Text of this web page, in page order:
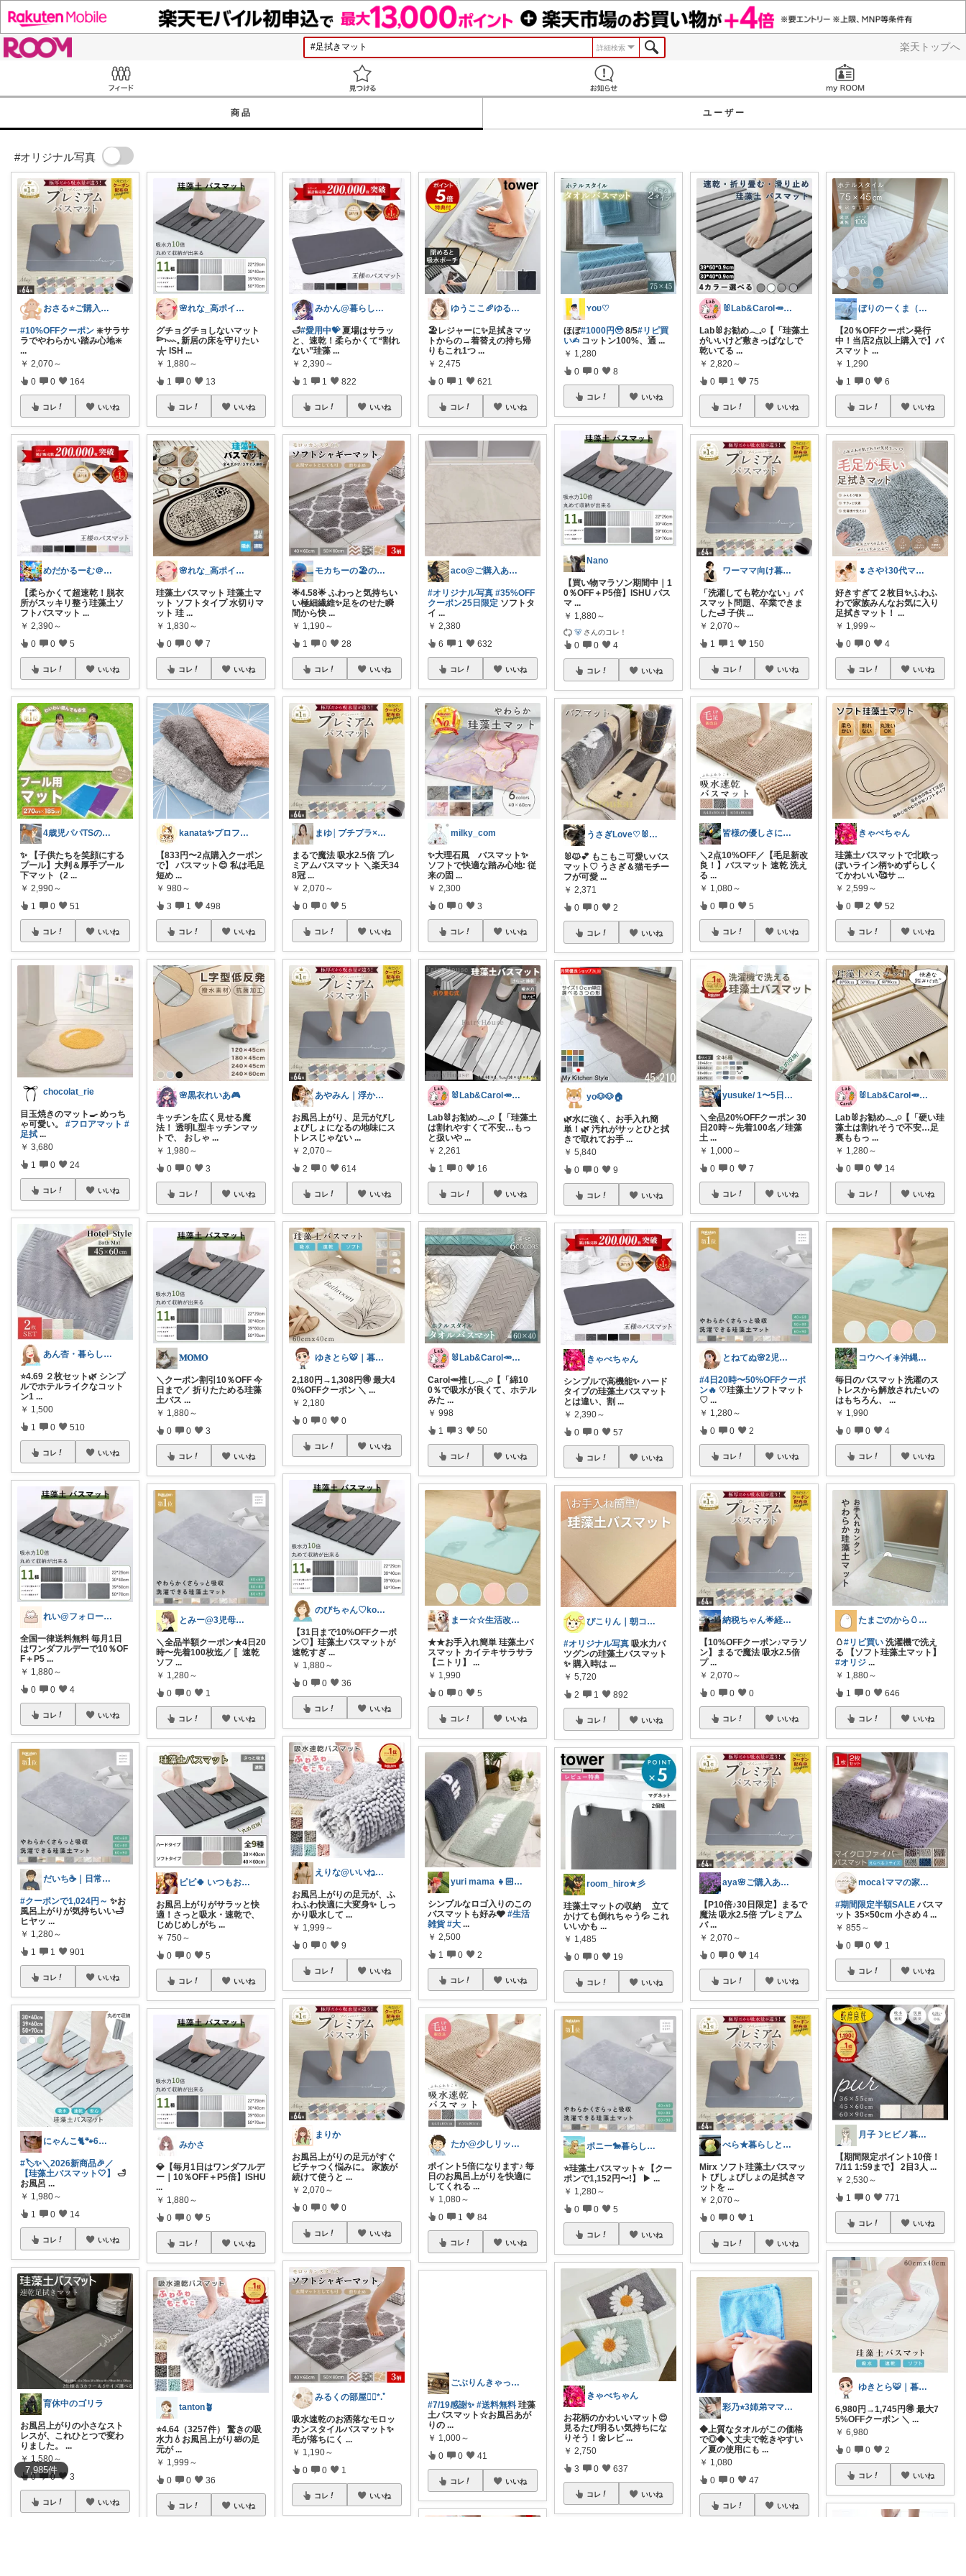
楽天トップへ
詳細検索
商品 ユーザー
#オリジナル写真
7,985件
おさる⭐ご購入感謝🐹
#10%OFFクーポン ❇️サラサ
ラでやわらかい踏み心地❇️
...
￥ 2,070～
0 0 164
コレ いいね
めだかるーむ＠ありがとうございます。
【柔らかくて超速乾！脱衣
所がスッキリ整う珪藻土ソ
フトバスマット ...
￥ 2,390～
0 0 5
コレ いいね
4歳児パパTSの育児おたすけROOM🎁
✨ 【子供たちを笑顔にする
プール】大判＆厚手プール
下マット（2 ...
￥ 2,990～
1 0 51
コレ いいね
chocolat_rie
目玉焼きのマット🍳 めっち
ゃ可愛い。 #フロアマット #
足拭 ...
￥ 3,680
1 0 24
コレ いいね
あん杏・暮らしの中にあったらいいなを🌿
⭐️4.69 ２枚セット🌿 シンプ
ルでホテルライクなコット
ン1 ...
￥ 1,500
1 0 510
コレ いいね
れい@フォロー＆経由購入感謝です♪
全国一律送料無料 毎月1日
はワンダフルデーで10％OF
F＋P5 ...
￥ 1,880～
0 0 4
コレ いいね
だいち☕️｜日常にちょうどいいモノ
#クーポンで1,024円～ ✨お
風呂上がりが気持ちいい🛁
ヒヤッ ...
￥ 1,280～
1 1 901
コレ いいね
にゃんこ🐈🐾6日ｲｲﾈお休み🙏
#🏷️✨＼2026新商品🎉／
【珪藻土バスマット🤍】
🛁
お風呂 ...
￥ 1,980～
1 0 14
コレ いいね
育休中のゴリラ
お風呂上がりの小さなスト
レスが、これひとつで変わ
りました。 ...
￥ 1,580～
0 0 3
コレ いいね
🌸れな_高ポイントday🛒♩◡̈*
グチョグチョしないマット
𓆸𓇠𓈒 新居の床を守りたい
𓇼 ISH ...
￥ 1,880～
1 0 13
コレ いいね
🌸れな_高ポイントday🛒♩◡̈*
珪藻土バスマット 珪藻土マ
ット ソフトタイプ 水切りマ
ット 珪 ...
￥ 1,830～
0 0 7
コレ いいね
kanata✨プロフ写真変えました🐈
【833円〜2点購入クーポン
で】 バスマット😊 私は毛足
短め ...
￥ 980～
3 1 498
コレ いいね
🌸黒衣れいあ🎮
キッチンを広く見せる魔
法！ 透明L型キッチンマッ
トで、 おしゃ ...
￥ 1,980～
0 0 3
コレ いいね
𝐌𝐎𝐌𝐎
＼クーポン割引10％OFF 今
日まで／ 折りたためる珪藻
土バス ...
￥ 1,880～
0 0 3
コレ いいね
とみー@3児母の部屋⭐️
＼全品半額クーポン★4日20
時〜先着100枚迄／ 〚速乾
ソフ ...
￥ 1,280～
0 0 1
コレ いいね
ピピ🍀 いつもお立ち寄りありがとう🥰
お風呂上がりがサラッと快
適！さっと吸水・速乾で、
じめじめしがち ...
￥ 750～
0 0 5
コレ いいね
みかさ
💎【毎月1日はワンダフルデ
ー｜10％OFF＋P5倍】ISHU
...
￥ 1,880～
0 0 5
コレ いいね
tanton🪴
⭐4.64（3257件） 驚きの吸
水力💧お風呂上がり🛀の足
元が ...
￥ 1,999～
0 0 36
コレ いいね
みかん@暮らしのもの／暑さ対策に全力⛱️
🛁#愛用中💝夏場はサラッ
と、速乾！柔らかくて“割れ
ない”珪藻 ...
￥ 2,390～
1 1 822
コレ いいね
モカちーの🏖️のんびりライフ🐈✨
🌟4.58🌟 ふわっと気持ちい
い極細繊維✨足をのせた瞬
間から快 ...
￥ 1,190～
1 0 28
コレ いいね
まゆ│プチプラ×ご褒美スイーツ
まるで魔法 吸水2.5倍 プレ
ミアムバスマット ＼楽天34
8冠 ...
￥ 2,070～
0 0 5
コレ いいね
あやみん｜浮かせる収納と快適生活
お風呂上がり、足元がびし
ょびしょになるの地味にス
トレスじゃない ...
￥ 2,070～
2 0 614
コレ いいね
ゆきとら🐯｜暮らしをラクにしたいパパ
2,180円→1,308円🉐 最大4
0%OFFクーポン ＼ ...
￥ 2,180
0 0 0
コレ いいね
のびちゃん♡korati
【31日まで10%OFFクーポ
ン♡】珪藻土バスマットが
速乾すぎ ...
￥ 1,880～
0 0 36
コレ いいね
えりな@いいね100%バック💓
お風呂上がりの足元が、ふ
わふわ快適に大変身✨ しっ
かり吸水して ...
￥ 1,999～
0 0 9
コレ いいね
まりか
お風呂上がりの足元がすぐ
ビチャつく悩みに。 家族が
続けて使うと ...
￥ 2,070～
0 0 0
コレ いいね
みるくの部屋❁⃘*.ﾟ
吸水速乾のお洒落なモロッ
カンスタイルバスマット✨
毛が落ちにく ...
￥ 1,190～
0 0 1
コレ いいね
ゆうここ🥖ゆるっと楽しくお得な暮らしꕤ
🏖️レジャーに✨足拭きマッ
トからの→着替えの持ち帰
りもこれ1つ ...
￥ 2,475
0 1 621
コレ いいね
aco@ご購入ありがとうございます✨️
#オリジナル写真 #35%OFF
クーポン25日限定 ソフトタ
イ ...
￥ 2,380
6 1 632
コレ いいね
milky_com
✨大理石風 バスマット✨
ソフトで快適な踏み心地: 従
来の固 ...
￥ 2,300
0 0 3
コレ いいね
🐰Lab&Carol🥕のｲﾝﾃﾘｱ
Lab🐰お勧め𓂃𓈒𓏸【「珪藻土
は割れやすくて不安…もっ
と扱いや ...
￥ 2,261
1 0 16
コレ いいね
🐰Lab&Carol🥕のｲﾝﾃﾘｱ
Carol🥕推し𓂃𓈒𓏸【「綿10
0％で吸水が良くて、ホテル
みた ...
￥ 998
1 3 50
コレ いいね
まー☆☆生活改善お探し人
★★お手入れ簡単 珪藻土バ
スマット カイテキサラサラ
【ニトリ】
...
￥ 1,990
0 0 5
コレ いいね
yuri mama 👧🏻👧🏻
シンプルなロゴ入りのこの
バスマットも好み🩶#生活
雑貨 #大 ...
￥ 2,500
1 0 2
コレ いいね
たか@少しリッチな生活がしたいパパ
ポイント5倍になります♪ 毎
日のお風呂上がりを快適に
してくれる ...
￥ 1,080～
0 1 84
コレ いいね
ごぶりんきゃっと@感謝(*≧▽≦*)ゞ
#7/19感謝✨ #送料無料 珪藻
土バスマット☆お風呂あが
りの ...
￥ 1,000～
0 0 41
コレ いいね
ʏᴏᴜ♡
ほぼ#1000円🥹8/5#リピ買
い✍︎ コットン100%、通 ...
￥ 1,280
0 0 8
コレ いいね
Nano
【買い物マラソン期間中｜1
0％OFF＋P5倍】ISHU バス
マ ...
￥ 1,880～
🐻 さんのコレ！
0 0 4
コレ いいね
うさぎLove♡🐰みーちゃん🐰
🐰🐱💕 もこもこ可愛いバス
マット♡ うさぎ＆猫モチー
フが可愛 ...
￥ 2,371
0 0 2
コレ いいね
yo🐶🐶🏠
🌿水に強く、お手入れ簡
単！🌿 汚れがサッとひと拭
きで取れてお手 ...
￥ 5,840
0 0 9
コレ いいね
きゃべちゃん
シンプルで高機能✨ ハード
タイプの珪藻土バスマット
とは違い、割 ...
￥ 2,390～
0 0 57
コレ いいね
ぴこりん｜朝コレ｜良いものを長く🌿
#オリジナル写真 吸水力バ
ツグンの珪藻土バスマット
✨ 購入時は ...
￥ 5,720
2 1 892
コレ いいね
room_hiro★彡
珪藻土マットの収納 立て
かけても倒れちゃう💦 これ
いいかも ...
￥ 1,485
0 0 19
コレ いいね
ポニー🐎暮らし快適を目指すパパ
⭐️珪藻土バスマット⭐️ 【クー
ポンで1,152円〜!】 ▶ ...
￥ 1,280～
0 0 5
コレ いいね
きゃべちゃん
お花柄のかわいいマット😍
見るたび明るい気持ちにな
りそう！🌼レビ ...
￥ 2,750
3 0 637
コレ いいね
🐰Lab&Carol🥕のｲﾝﾃﾘｱ
Lab🐰お勧め𓂃𓈒𓏸【「珪藻土
がいいけど敷きっぱなしで
乾いてる ...
￥ 2,820～
0 1 75
コレ いいね
ワーママ向け暮らしの便利グッズROOM
「洗濯しても乾かない」バ
スマット問題、卒業できま
した🛁 子供 ...
￥ 2,070～
1 1 150
コレ いいね
皆様の優しさに感謝です✨happyミルク
＼2点10%OFF／【毛足新改
良！】バスマット 速乾 洗え
る...
￥ 1,080～
0 0 5
コレ いいね
yusuke/ 1〜5日購入感謝♫
＼全品20%OFFクーポン 30
日20時～先着100名／珪藻
土 ...
￥ 1,000～
0 0 7
コレ いいね
とねてぬ🌸2児ママ✿毎日をラク&快適に
#4日20時〜50%OFFクーポ
ン🔥 ♡珪藻土ソフトマット
♡ ...
￥ 1,280～
0 0 2
コレ いいね
納税ちゃん🌟経由購入★
【10%OFFクーポン♪マラソ
ン】まるで魔法 吸水2.5倍
プ ...
￥ 2,070～
0 0 0
コレ いいね
aya🌸ご購入ありがとうございます✨
【P10倍♪30日限定】まるで
魔法 吸水2.5倍 プレミアム
バ ...
￥ 2,070～
0 0 14
コレ いいね
べら★暮らしと食べもの
Mirx ソフト珪藻土バスマッ
ト びしょびしょの足拭きマ
ットを ...
￥ 2,070～
0 0 1
コレ いいね
彩乃⭐︎3姉弟ママ💎🏃5♡
◆上質なタオルがこの価格
で◎◆＼丈夫で乾きやすい
／夏の使用にも ...
￥ 1,080
0 0 47
コレ いいね
ぼりのーくま（妻）多忙🙇暫くお休み御免
【20％OFFクーポン発行
中！当店2点以上購入で】バ
スマット...
￥ 1,290
1 0 6
コレ いいね
🌷さや⌇30代ママのお買い物記録
好きすぎて２枚目✨ふわふ
わで家族みんなお気に入り
足拭きマット！ ...
￥ 1,999～
0 0 4
コレ いいね
きゃべちゃん
珪藻土バスマットで北欧っ
ぽいライン柄✨めずらしく
てかわいい🥰サ ...
￥ 2,599～
0 2 52
コレ いいね
🐰Lab&Carol🥕のｲﾝﾃﾘｱ
Lab🐰お勧め𓂃𓈒𓏸【「硬い珪
藻土は割れそうで不安…足
裏ももっ ...
￥ 1,280～
0 0 14
コレ いいね
​コウヘイ☀️沖縄離島で「これ使える」
​毎日のバスマット洗濯のス
トレスから解放されたいの
はもちろん、
...
￥ 1,990
0 0 4
コレ いいね
たまごのから🥚ラクに暮らす┊︎育児
🥚#リピ買い 洗濯機で洗え
る 【ソフト珪藻土マット】
#オリジ ...
￥ 1,880～
1 0 646
コレ いいね
moca⌇ママの家事ラク便利グッズ🤍
#期間限定半額SALE バスマ
ット 35×50cm 小さめ 4 ...
￥ 855～
0 0 1
コレ いいね
月子☽ヒビノ暮らしレシピ
【期間限定ポイント10倍！
7/11 1:59まで】 2目3人 ...
￥ 2,530～
1 0 771
コレ いいね
ゆきとら🐯｜暮らしをラクにしたいパパ
6,980円→1,745円🉐 最大7
5%OFFクーポン ＼ ...
￥ 6,980
0 0 2
コレ いいね